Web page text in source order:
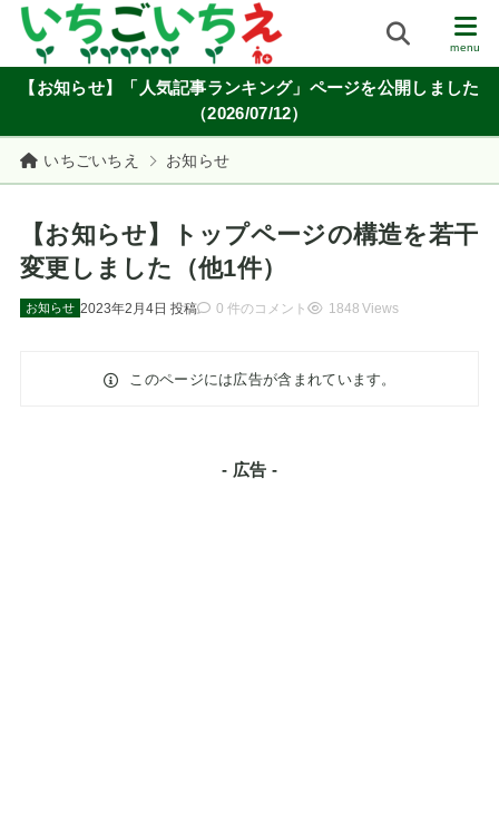
【お知らせ】「人気記事ランキング」ページを公開しました
（2026/07/12）
いちごいちえ お知らせ
【お知らせ】トップページの構造を若干
変更しました（他1件）
2023年2月4日 投稿
お知らせ 0 件のコメント 1848 Views
このページには広告が含まれています。
- 広告 -